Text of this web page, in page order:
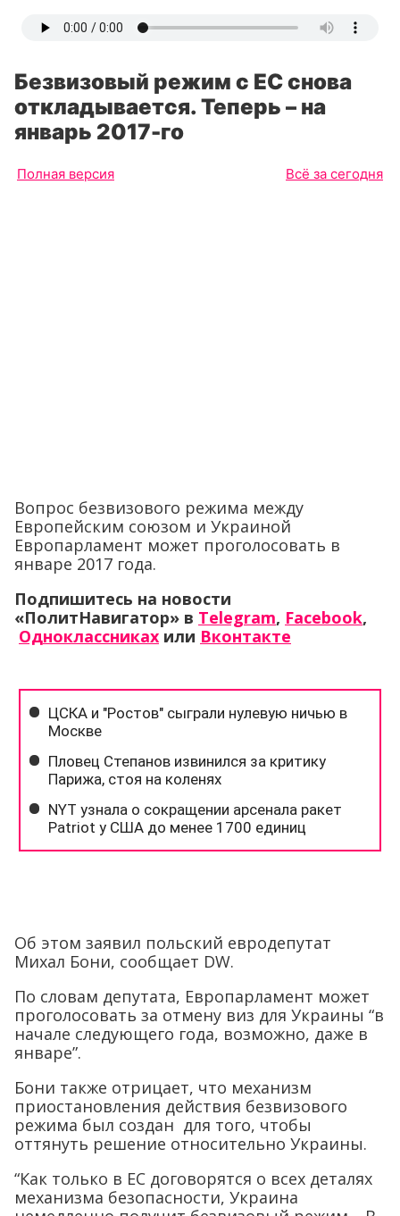
Безвизовый режим с ЕС снова
откладывается. Теперь – на
январь 2017-го
Полная версия Всё за сегодня
Вопрос безвизового режима между
Европейским союзом и Украиной
Европарламент может проголосовать в
январе 2017 года.
Подпишитесь на новости
«ПолитНавигатор» в Telegram, Facebook,
Одноклассниках или Вконтакте
Об этом заявил польский евродепутат
Михал Бони, сообщает DW.
По словам депутата, Европарламент может
проголосовать за отмену виз для Украины “в
начале следующего года, возможно, даже в
январе”.
Бони также отрицает, что механизм
приостановления действия безвизового
режима был создан для того, чтобы
оттянуть решение относительно Украины.
“Как только в ЕС договорятся о всех деталях
механизма безопасности, Украина